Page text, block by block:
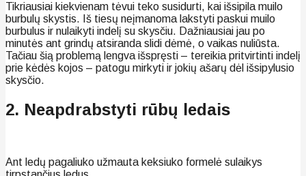
Tikriausiai kiekvienam tėvui teko susidurti, kai išsipila muilo
burbulų skystis. Iš tiesų neįmanoma lakstyti paskui muilo
burbulus ir nulaikyti indelį su skysčiu. Dažniausiai jau po
minutės ant grindų atsiranda slidi dėmė, o vaikas nuliūsta.
Tačiau šią problemą lengva išspręsti – tereikia pritvirtinti indelį
prie kėdės kojos – patogu mirkyti ir jokių ašarų dėl išsipylusio
skysčio.
2. Neapdrabstyti rūbų ledais
Ant ledų pagaliuko užmauta keksiuko formelė sulaikys